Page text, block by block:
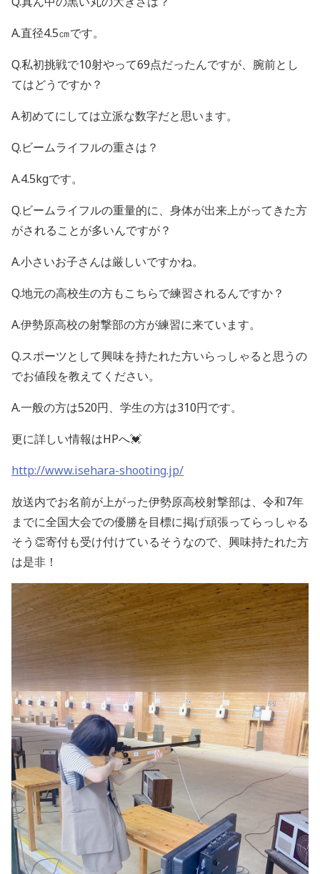
A.直径4.5㎝です。
Q.私初挑戦で10射やって69点だったんですが、腕前とし
てはどうですか？
A.初めてにしては立派な数字だと思います。
Q.ビームライフルの重さは？
A.4.5kgです。
Q.ビームライフルの重量的に、身体が出来上がってきた方
がされることが多いんですが？
A.小さいお子さんは厳しいですかね。
Q.地元の高校生の方もこちらで練習されるんですか？
A.伊勢原高校の射撃部の方が練習に来ています。
Q.スポーツとして興味を持たれた方いらっしゃると思うの
でお値段を教えてください。
A.一般の方は520円、学生の方は310円です。
更に詳しい情報はHPへ💓
http://www.isehara-shooting.jp/
放送内でお名前が上がった伊勢原高校射撃部は、令和7年
までに全国大会での優勝を目標に掲げ頑張ってらっしゃる
そう👏寄付も受け付けているそうなので、興味持たれた方
は是非！